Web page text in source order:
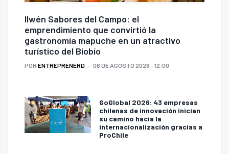
Ilwén Sabores del Campo: el
emprendimiento que convirtió la
gastronomía mapuche en un atractivo
turístico del Biobío
POR ENTREPRENERD 06 DE AGOSTO 2026 - 12:00
GoGlobal 2026: 43 empresas
chilenas de innovación inician
su camino hacia la
internacionalización gracias a
ProChile